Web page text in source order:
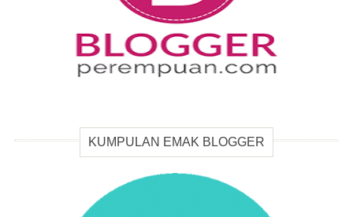
KUMPULAN EMAK BLOGGER